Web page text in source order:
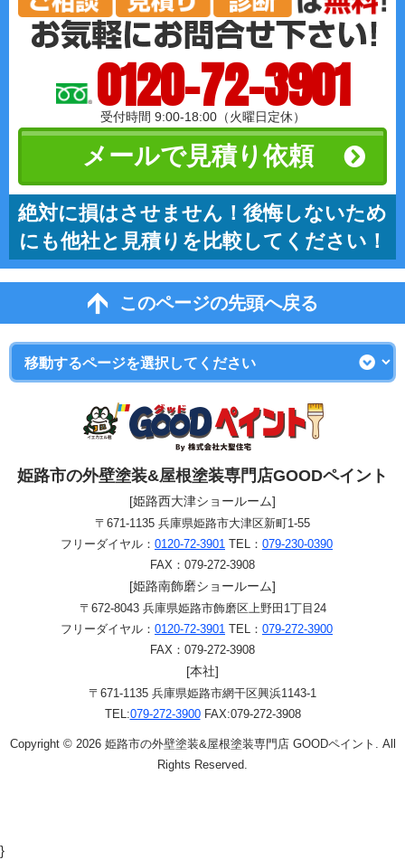
0120-72-3901
受付時間 9:00-18:00（火曜日定休）
メールで見積り依頼
絶対に損はさせません！後悔しないため
にも他社と見積りを比較してください！
このページの先頭へ戻る
姫路市の外壁塗装&屋根塗装専門店GOODペイント
[姫路西大津ショールーム]
〒671-1135 兵庫県姫路市大津区新町1-55
フリーダイヤル： 0120-72-3901 TEL： 079-230-0390
FAX：079-272-3908
[姫路南飾磨ショールーム]
〒672-8043 兵庫県姫路市飾磨区上野田1丁目24
フリーダイヤル： 0120-72-3901 TEL： 079-272-3900
FAX：079-272-3908
[本社]
〒671-1135 兵庫県姫路市網干区興浜1143-1
TEL:079-272-3900FAX:079-272-3908
Copyright © 2026 姫路市の外壁塗装&屋根塗装専門店 GOODペイント. All
Rights Reserved.
}